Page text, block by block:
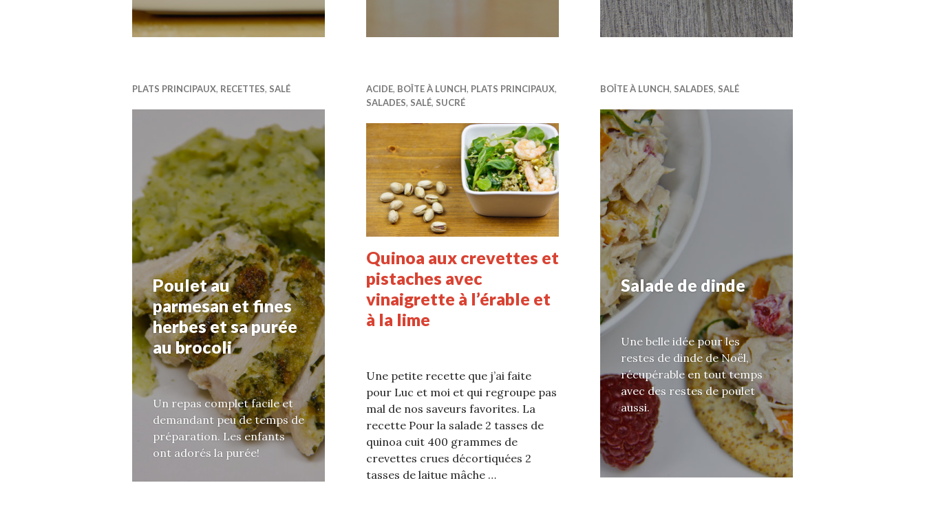
PLATS PRINCIPAUX, RECETTES, SALÉ
Poulet au
parmesan et fines
herbes et sa purée
au brocoli
Un repas complet facile et
demandant peu de temps de
préparation. Les enfants
ont adorés la purée!
ACIDE, BOÎTE À LUNCH, PLATS PRINCIPAUX,
SALADES, SALÉ, SUCRÉ
Quinoa aux crevettes et
pistaches avec
vinaigrette à l’érable et
à la lime
Une petite recette que j’ai faite
pour Luc et moi et qui regroupe pas
mal de nos saveurs favorites. La
recette Pour la salade 2 tasses de
quinoa cuit 400 grammes de
crevettes crues décortiquées 2
tasses de laitue mâche …
BOÎTE À LUNCH, SALADES, SALÉ
Salade de dinde
Une belle idée pour les
restes de dinde de Noël,
récupérable en tout temps
avec des restes de poulet
aussi.